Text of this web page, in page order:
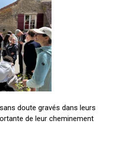
doute gravés dans leurs
de leur cheminement